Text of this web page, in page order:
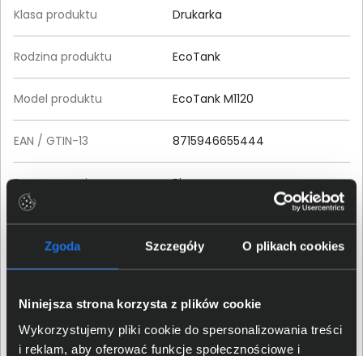
Zgoda Szczegóły O plikach cookies
Niniejsza strona korzysta z plików cookie
Wykorzystujemy pliki cookie do spersonalizowania treści
i reklam, aby oferować funkcje społecznościowe i
Klasa produktu Drukarka
Rodzina produktu EcoTank
Model produktu EcoTank M1120
EAN / GTIN-13 8715946655444
Przeznaczenie Biznes
Normatywny cykl pracy
Drukowanie